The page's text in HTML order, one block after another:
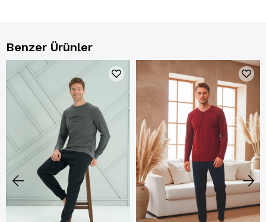
Benzer Ürünler